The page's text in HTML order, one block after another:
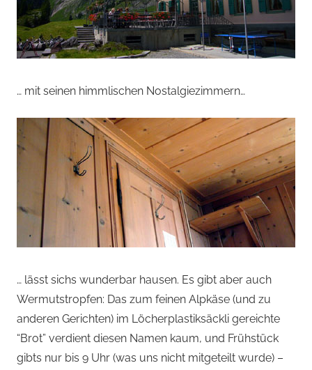
… mit seinen himmlischen Nostalgiezimmern…
… lässt sichs wunderbar hausen. Es gibt aber auch
Wermutstropfen: Das zum feinen Alpkäse (und zu
anderen Gerichten) im Löcherplastiksäckli gereichte
“Brot” verdient diesen Namen kaum, und Frühstück
gibts nur bis 9 Uhr (was uns nicht mitgeteilt wurde) –